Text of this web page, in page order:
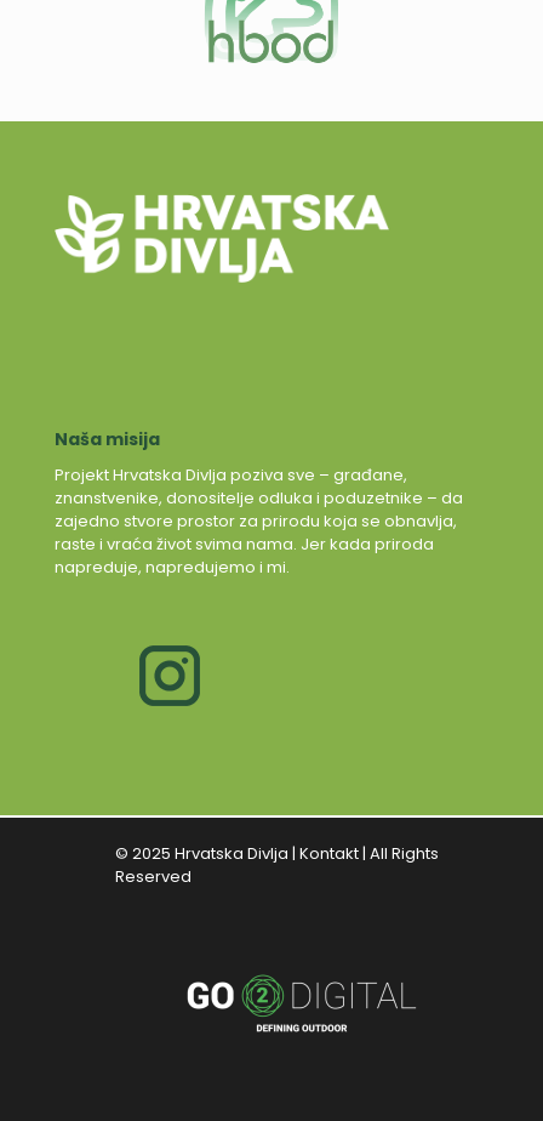
Naša misija
Projekt Hrvatska Divlja poziva sve – građane,
znanstvenike, donositelje odluka i poduzetnike – da
zajedno stvore prostor za prirodu koja se obnavlja,
raste i vraća život svima nama. Jer kada priroda
napreduje, napredujemo i mi.
© 2025 Hrvatska Divlja | Kontakt| All Rights
Reserved